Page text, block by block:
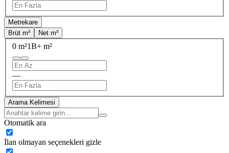
Metrekare
Brüt m²
Net m²
0 m²1B+ m²
—
Arama Kelimesi
Otomatik ara
İlan olmayan seçenekleri gizle